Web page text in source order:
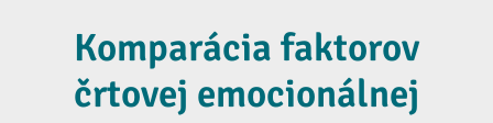
Komparácia faktorov
črtovej emocionálnej